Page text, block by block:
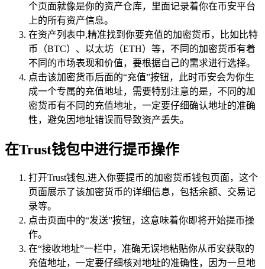
个页面就像是你的资产仓库，里面记录着你在币安平台
上的所有资产信息。
在资产列表中,精准找到你要充值的加密货币，比如比特
币（BTC）、以太坊（ETH）等，不同的加密货币有着
不同的市场表现和价值，要根据自己的需求进行选择。
点击该加密货币后面的“充值”按钮，此时币安会为你生
成一个专属的充值地址，需要特别注意的是，不同的加
密货币有不同的充值地址，一定要仔细确认地址的准确
性，避免因地址错误而导致资产丢失。
在Trust钱包中进行提币操作
打开Trust钱包,进入你要提币的加密货币钱包页面，这个
页面展示了该加密货币的详细信息，包括余额、交易记
录等。
点击页面中的“发送”按钮，这意味着你即将开始提币操
作。
在“接收地址”一栏中，准确无误地粘贴你从币安获取的
充值地址，一定要仔细核对地址的准确性，因为一旦地